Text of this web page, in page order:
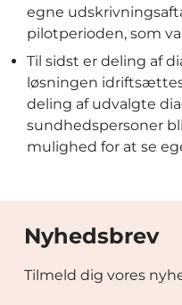
egne
pilotperioden, som
Til sidst er deling af
løsningen
deling af udvalgte
sundhedspersoner
mulighed for at se
Nyhedsbrev
Tilmeld dig vores